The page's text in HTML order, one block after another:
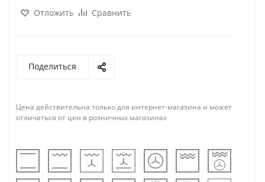
Отложить Сравнить
Поделиться
Цена действительна только для интернет-магазина и может
отличаться от цен в розничных магазинах